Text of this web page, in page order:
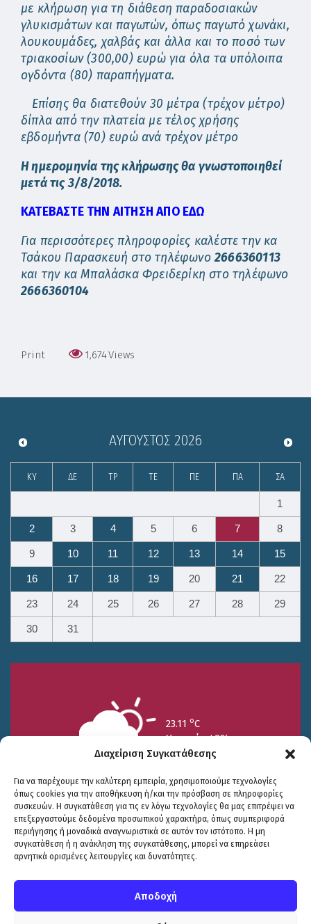
Διαχείριση Συγκατάθεσης
Για να παρέχουμε την καλύτερη εμπειρία, χρησιμοποιούμε τεχνολογίες
όπως cookies για την αποθήκευση ή/και την πρόσβαση σε πληροφορίες
συσκευών. Η συγκατάθεση για τις εν λόγω τεχνολογίες θα μας επιτρέψει να
επεξεργαστούμε δεδομένα προσωπικού χαρακτήρα, όπως συμπεριφορά
περιήγησης ή μοναδικά αναγνωριστικά σε αυτόν τον ιστότοπο. Η μη
συγκατάθεση ή η ανάκληση της συγκατάθεσης, μπορεί να επηρεάσει
αρνητικά ορισμένες λειτουργίες και δυνατότητες.
Αποδοχή
με κλήρωση για τη διάθεση παραδοσιακών
γλυκισμάτων και παγωτών, όπως παγωτό χωνάκι,
λουκουμάδες, χαλβάς και άλλα και το ποσό των
τριακοσίων (300,00) ευρώ για όλα τα υπόλοιπα
ογδόντα (80) παραπήγματα.
Επίσης θα διατεθούν 30 μέτρα (τρέχον μέτρο)
δίπλα από την πλατεία με τέλος χρήσης
εβδομήντα (70) ευρώ ανά τρέχον μέτρο
Η ημερομηνία της κλήρωσης θα γνωστοποιηθεί
μετά τις 3/8/2018.
ΚΑΤΕΒΑΣΤΕ ΤΗΝ ΑΙΤΗΣΗ ΑΠΟ ΕΔΩ
Για περισσότερες πληροφορίες καλέστε την κα
Τσάκου Παρασκευή στο τηλέφωνο2666360113
και την κα Μπαλάσκα Φρειδερίκη στο τηλέφωνο
2666360104
Print 1,674Views
ΑΎΓΟΥΣΤΟΣ 2026
ΚΥ ΔΕ ΤΡ ΤΕ ΠΕ ΠΑ ΣΑ
1
2 3 4 5 6 7 8
9 10 11 12 13 14 15
16 17 18 19 20 21 22
23 24 25 26 27 28 29
30 31
23.11 oC
Υγρασία 49%
25/7
15.73 oC
26/7
17.99oC
27/7
20.94oC
© COPYRIGHT ΔΗΜΟΣ ΣΟΥΛΙΟΥ 2026
ΕΓΚΡΙΤΟΣ GROUP